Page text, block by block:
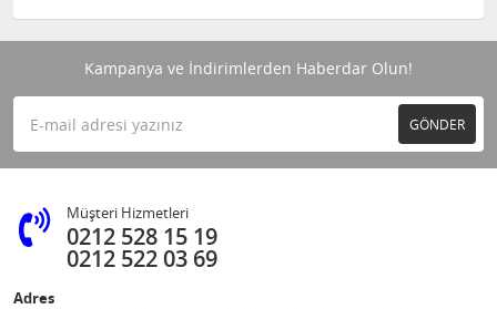
Kampanya ve İndirimlerden Haberdar Olun!
GÖNDER
Müşteri Hizmetleri
0212 528 15 19
0212 522 03 69
Adres